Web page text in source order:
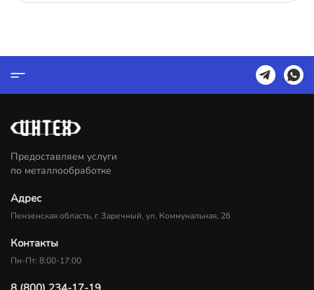
Предоставляем услуги
по металлообработке
Адрес
Пензенская область, г. Заречный, ул. Коммунальная, 2б
Контакты
Пн-Пт: 8:00-17:00